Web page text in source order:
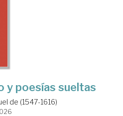
y poesías sueltas
de (1547-1616)